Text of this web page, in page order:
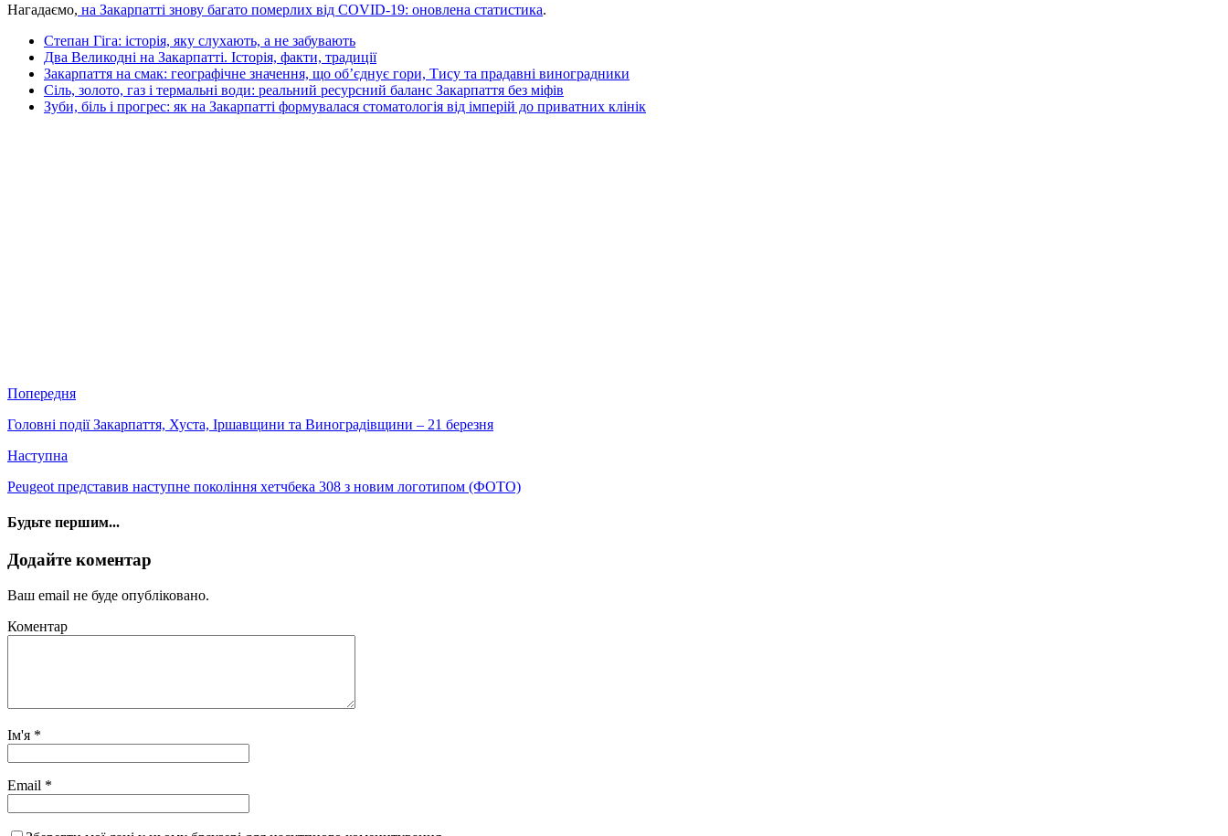
Нагадаємо, на Закарпатті знову багато померлих від COVID-19: оновлена статистика.
Степан Гіга: історія, яку слухають, а не забувають
Два Великодні на Закарпатті. Історія, факти, традиції
Закарпаття на смак: географічне значення, що об’єднує гори, Тису та прадавні виноградники
Сіль, золото, газ і термальні води: реальний ресурсний баланс Закарпаття без міфів
Зуби, біль і прогрес: як на Закарпатті формувалася стоматологія від імперій до приватних клінік
Попередня
Головні події Закарпаття, Хуста, Іршавщини та Виноградівщини – 21 березня
Наступна
Peugeot представив наступне покоління хетчбека 308 з новим логотипом (ФОТО)
Будьте першим...
Додайте коментар
Ваш email не буде опубліковано.
Коментар
Ім'я *
Email *